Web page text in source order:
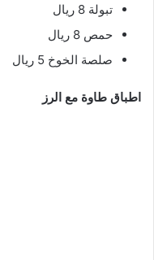
تبولة 8 ريال
حمص 8 ريال
صلصة الخوخ 5 ريال
اطباق طاوة مع الرز